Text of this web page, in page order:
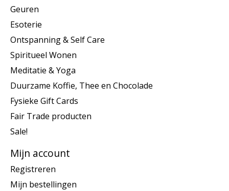
Geuren
Esoterie
Ontspanning & Self Care
Spiritueel Wonen
Meditatie & Yoga
Duurzame Koffie, Thee en Chocolade
Fysieke Gift Cards
Fair Trade producten
Sale!
Mijn account
Registreren
Mijn bestellingen